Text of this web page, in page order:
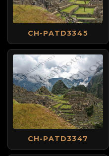
CH-PATD3345
CH-PATD3347